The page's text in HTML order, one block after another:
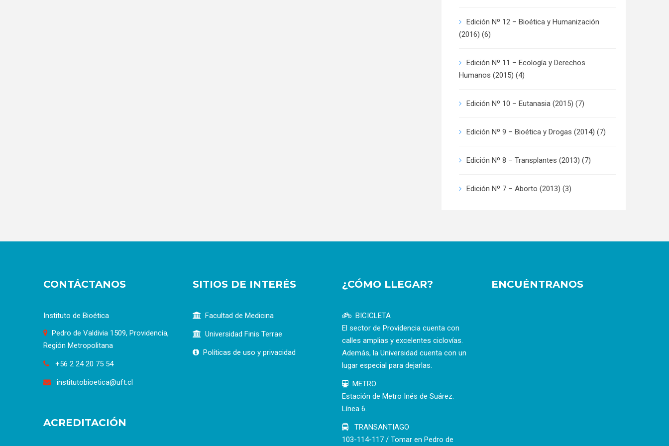
Edición Nº 12 – Bioética y Humanización
(2016) (6)
Edición Nº 11 – Ecología y Derechos
Humanos (2015) (4)
Edición Nº 10 – Eutanasia (2015) (7)
Edición Nº 9 – Bioética y Drogas (2014) (7)
Edición Nº 8 – Transplantes (2013) (7)
Edición Nº 7 – Aborto (2013) (3)
CONTÁCTANOS
Instituto de Bioética
Pedro de Valdivia 1509, Providencia,
Región Metropolitana
+56 2 24 20 75 54
institutobioetica@uft.cl
ACREDITACIÓN
SITIOS DE INTERÉS
Facultad de Medicina
Universidad Finis Terrae
Políticas de uso y privacidad
¿CÓMO LLEGAR?
BICICLETA
El sector de Providencia cuenta con
calles amplias y excelentes ciclovías.
Además, la Universidad cuenta con un
lugar especial para dejarlas.
METRO
Estación de Metro Inés de Suárez.
Línea 6.
TRANSANTIAGO
103-114-117 / Tomar en Pedro de
ENCUÉNTRANOS